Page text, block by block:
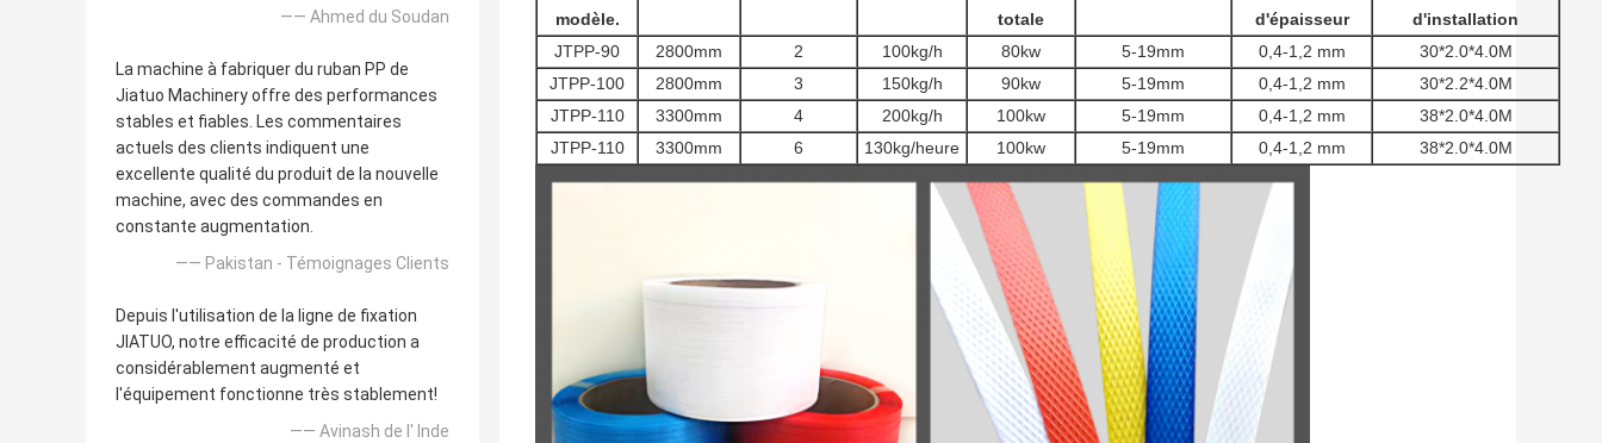
—— Ahmed du Soudan
La machine à fabriquer du ruban PP de
Jiatuo Machinery offre des performances
stables et fiables. Les commentaires
actuels des clients indiquent une
excellente qualité du produit de la nouvelle
machine, avec des commandes en
constante augmentation.
—— Pakistan - Témoignages Clients
Depuis l'utilisation de la ligne de fixation
JIATUO, notre efficacité de production a
considérablement augmenté et
l'équipement fonctionne très stablement!
—— Avinash de l' Inde
modèle.
totale
d'épaisseur
d'installation
JTPP-90
2800mm 2 100kg/h 80kw 5-19mm 0,4-1,2 mm
30*2.0*4.0M
JTPP-100
2800mm 3 150kg/h 90kw 5-19mm 0,4-1,2 mm
30*2.2*4.0M
JTPP-110
3300mm 4 200kg/h 100kw 5-19mm 0,4-1,2 mm
38*2.0*4.0M
JTPP-110
3300mm 6 130kg/heure 100kw 5-19mm 0,4-1,2 mm 38*2.0*4.0M